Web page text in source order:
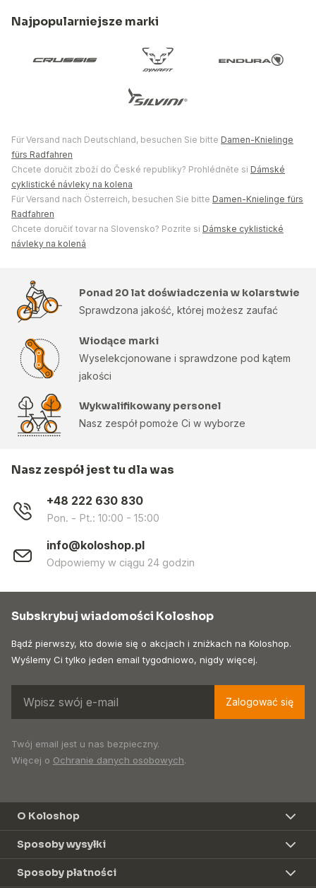
Najpopularniejsze marki
Für Versand nach Deutschland, besuchen Sie bitte Damen-Knielinge
fürs Radfahren
Chcete doručit zboží do České republiky? Prohlédněte si Dámské
cyklistické návleky na kolena
Für Versand nach Österreich, besuchen Sie bitte Damen-Knielinge fürs
Radfahren
Chcete doručiť tovar na Slovensko? Pozrite si Dámske cyklistické
návleky na kolená
Ponad 20 lat doświadczenia w kolarstwie
Sprawdzona jakość, której możesz zaufać
Wiodące marki
Wyselekcjonowane i sprawdzone pod kątem
jakości
Wykwalifikowany personel
Nasz zespół pomoże Ci w wyborze
Nasz zespół jest tu dla was
+48 222 630 830
Pon. - Pt.: 10:00 - 15:00
info@koloshop.pl
Odpowiemy w ciągu 24 godzin
Subskrybuj wiadomości Koloshop
Bądź pierwszy, kto dowie się o akcjach i zniżkach na Koloshop.
Wyślemy Ci tylko jeden email tygodniowo, nigdy więcej.
Zalogować się
Twój email jest u nas bezpieczny.
Więcej o Ochranie danych osobowych.
O Koloshop
Sposoby wysyłki
Sposoby płatności